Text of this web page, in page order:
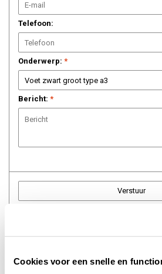
Cookies voor een snelle en
Telefoon:
Onderwerp: *
Bericht: *
Verstuur
Meer informatie